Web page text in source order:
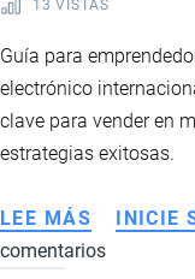
13 VISTAS
Guía para
electrónico
clave para vender en
estrategias exitosas.
LEE MÁS SOBRE
COMERCIO
INICIE
comentarios